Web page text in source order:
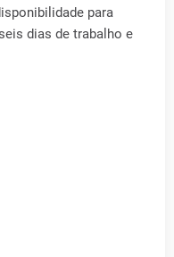
para
dias de trabalho e